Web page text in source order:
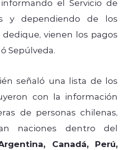
el Servicio de
y dependiendo de los
vienen los pagos
Sepúlveda.
señaló una lista de los
con la información
de personas chilenas,
naciones dentro del
Canadá, Perú,